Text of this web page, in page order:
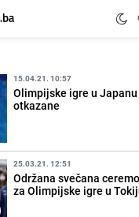
15.04.21. 10:57
Olimpijske igre u
otkazane
25.03.21. 12:51
Održana svečana
za Olimpijske igre u